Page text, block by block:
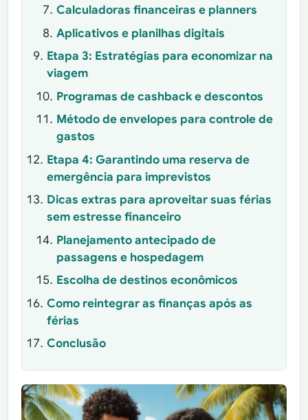
Calculadoras financeiras e planners
Aplicativos e planilhas digitais
Etapa 3: Estratégias para economizar na
viagem
Programas de cashback e descontos
Método de envelopes para controle de
gastos
Etapa 4: Garantindo uma reserva de
emergência para imprevistos
Dicas extras para aproveitar suas férias
sem estresse financeiro
Planejamento antecipado de
passagens e hospedagem
Escolha de destinos econômicos
Como reintegrar as finanças após as
férias
Conclusão